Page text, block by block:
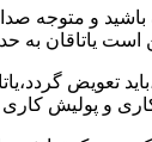
باشید و متوجه
یاتاقان به